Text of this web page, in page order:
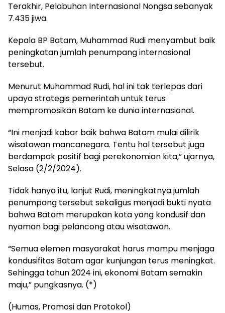
Terakhir, Pelabuhan Internasional Nongsa sebanyak
7.435 jiwa.
Kepala BP Batam, Muhammad Rudi menyambut baik
peningkatan jumlah penumpang internasional
tersebut.
Menurut Muhammad Rudi, hal ini tak terlepas dari
upaya strategis pemerintah untuk terus
mempromosikan Batam ke dunia internasional.
“Ini menjadi kabar baik bahwa Batam mulai dilirik
wisatawan mancanegara. Tentu hal tersebut juga
berdampak positif bagi perekonomian kita,” ujarnya,
Selasa (2/2/2024).
Tidak hanya itu, lanjut Rudi, meningkatnya jumlah
penumpang tersebut sekaligus menjadi bukti nyata
bahwa Batam merupakan kota yang kondusif dan
nyaman bagi pelancong atau wisatawan.
“Semua elemen masyarakat harus mampu menjaga
kondusifitas Batam agar kunjungan terus meningkat.
Sehingga tahun 2024 ini, ekonomi Batam semakin
maju,” pungkasnya. (*)
(Humas, Promosi dan Protokol)